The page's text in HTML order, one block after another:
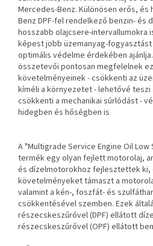
Mercedes-Benz. Különösen erős, és
Benz DPF-fel rendelkező benzin- és
hosszabb olajcsere-intervallumokra
képest jobb üzemanyag-
optimális védelme érdekében
összetevői pontosan megfelelnek
követelményeinek - csökkenti az
kíméli a környezetet - lehetővé
csökkenti a mechanikai súrlódást -
hidegben és hőségben is
A "Multigrade Service Engine Oil
termék egy olyan fejlett motorolaj,
és dízelmotorokhoz fejlesztettek
követelményeket támaszt a
valamint a kén-, foszfát- és
csökkentésével szemben. Ezek
részecskeszűrővel (DPF) ellátott
részecskeszűrővel (OPF) ellátott